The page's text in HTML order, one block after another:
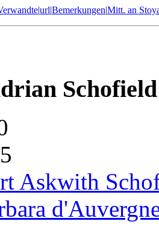
|url|Bemerkungen|Mitt. an
Schofield
Askwith